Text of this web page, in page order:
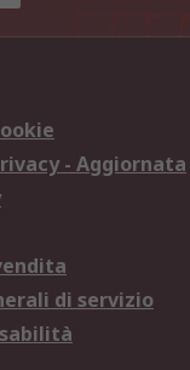
- Aggiornata
di servizio